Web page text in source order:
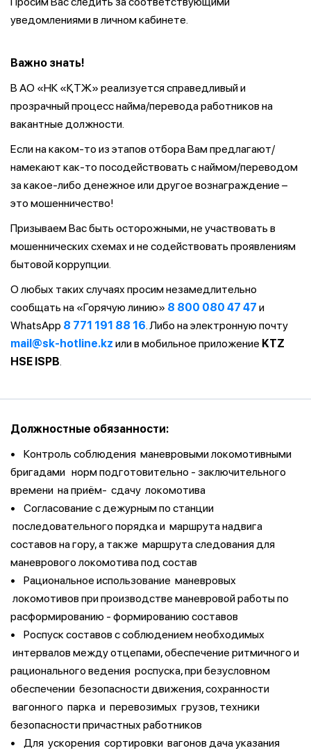
уведомлениями в личном кабинете.
Важно знать!
В АО «НК «ҚТЖ» реализуется справедливый и
прозрачный процесс найма/перевода работников на
вакантные должности.
Если на каком-то из этапов отбора Вам предлагают/
намекают как-то посодействовать с наймом/переводом
за какое-либо денежное или другое вознаграждение –
это мошенничество!
Призываем Вас быть осторожными, не участвовать в
мошеннических схемах и не содействовать проявлениям
бытовой коррупции.
О любых таких случаях просим незамедлительно
сообщать на «Горячую линию» 8 800 080 47 47 и
WhatsApp 8 771 191 88 16. Либо на электронную почту
mail@sk-hotline.kz или в мобильное приложение KTZ
HSE ISPB.
Должностные обязанности:
• Контроль соблюдения маневровыми локомотивными
бригадами норм подготовительно - заключительного
времени на приём- сдачу локомотива
• Согласование с дежурным по станции
последовательного порядка и маршрута надвига
составов на гору, а также маршрута следования для
маневрового локомотива под состав
• Рациональное использование маневровых
локомотивов при производстве маневровой работы по
расформированию - формированию составов
• Роспуск составов с соблюдением необходимых
интервалов между отцепами, обеспечение ритмичного и
рационального ведения роспуска, при безусловном
обеспечении безопасности движения, сохранности
вагонного парка и перевозимых грузов, техники
безопасности причастных работников
• Для ускорения сортировки вагонов дача указания